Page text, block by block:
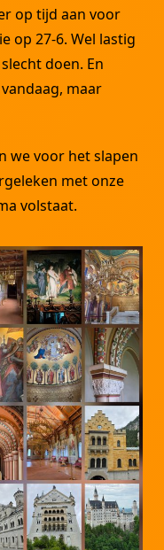
op tijd aan voor
op 27-6. Wel lastig
doen. En
maar
we voor het slapen
met onze
volstaat.